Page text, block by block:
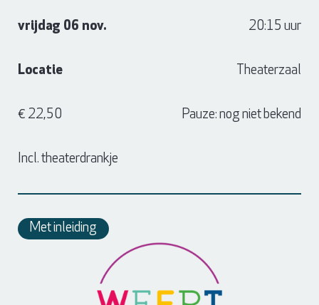
vrijdag 06 nov. 20:15 uur
Locatie Theaterzaal
€ 22,50 Pauze: nog niet bekend
Incl. theaterdrankje
Met inleiding